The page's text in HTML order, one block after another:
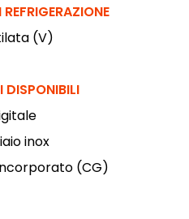
(V)
DISPONIBILI
inox
(CG)